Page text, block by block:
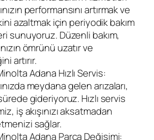
performansını artırmak ve
azaltmak için periyodik bakım
sunuyoruz. Düzenli bakım,
ömrünü uzatır ve
artırır.
Adana Hızlı Servis:
meydana gelen arızaları,
gideriyoruz. Hızlı servis
iş akışınızı aksatmadan
sağlar.
Adana Parça Değişimi: